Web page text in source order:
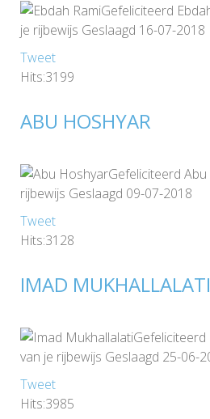
Gefeliciteerd
je rijbewijs Geslaagd 16-07-2018
Tweet
Hits:3199
ABU HOSHYAR
Gefeliciteerd
rijbewijs Geslaagd 09-07-2018
Tweet
Hits:3128
IMAD MUKHALLALATI
van je rijbewijs Geslaagd 25-06-
Tweet
Hits:3985